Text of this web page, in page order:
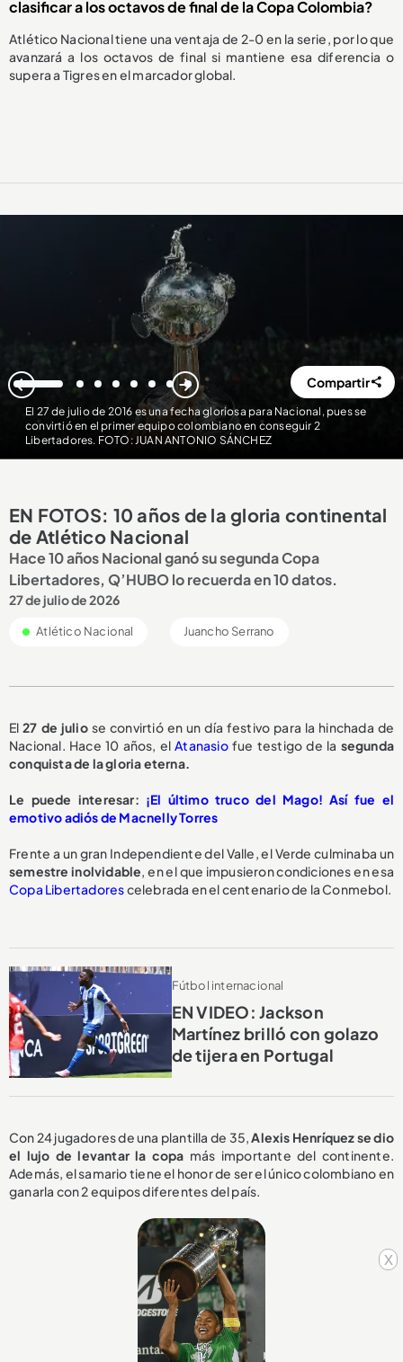
x
clasificar a los octavos de final de la Copa Colombia?
Atlético Nacional tiene una ventaja de 2-0 en la serie, por lo que
avanzará a los octavos de final si mantiene esa diferencia o
supera a Tigres en el marcador global.
El 27 de julio de 2016 es una fecha gloriosa para Nacional, pues se
convirtió en el primer equipo colombiano en conseguir 2
Libertadores. FOTO: JUAN ANTONIO SÁNCHEZ
1 2 3 4 5 6 7 8 Compartir
EN FOTOS: 10 años de la gloria continental
de Atlético Nacional
Hace 10 años Nacional ganó su segunda Copa
Libertadores, Q’HUBO lo recuerda en 10 datos.
27 de julio de 2026
Atlético Nacional Juancho Serrano
El27 de juliose convirtió en un día festivo para la hinchada de
Nacional. Hace 10 años, elAtanasiofue testigo de la segunda
conquista de la gloria eterna.
Le puede interesar: ¡El último truco del Mago! Así fue el
emotivo adiós de Macnelly Torres
Frente a un gran Independiente del Valle, el Verde culminaba un
semestre inolvidable, en el que impusieron condiciones en esa
Copa Libertadorescelebrada en el centenario de la Conmebol.
Fútbol internacional
EN VIDEO: Jackson
Martínez brilló con golazo
de tijera en Portugal
Con 24 jugadores de una plantilla de 35,Alexis Henríquez se dio
el lujo de levantar la copa más importante del continente.
Además, el samario tiene el honor de ser el único colombiano en
ganarla con 2 equipos diferentes del país.